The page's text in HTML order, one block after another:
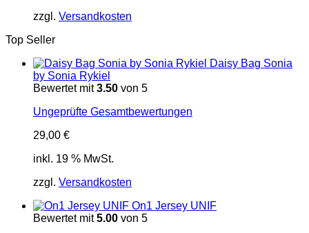
zzgl. Versandkosten
Top Seller
Daisy Bag Sonia
by Sonia Rykiel
Bewertet mit3.50 von 5
Ungeprüfte Gesamtbewertungen
29,00 €
inkl. 19 % MwSt.
zzgl. Versandkosten
On1 Jersey UNIF
Bewertet mit5.00 von 5